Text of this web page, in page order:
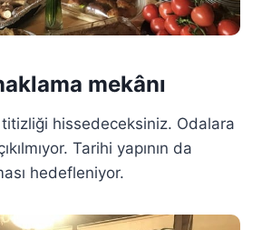
mekânı
titizliği hissedeceksiniz. Odalara
Tarihi yapının da
hedefleniyor.